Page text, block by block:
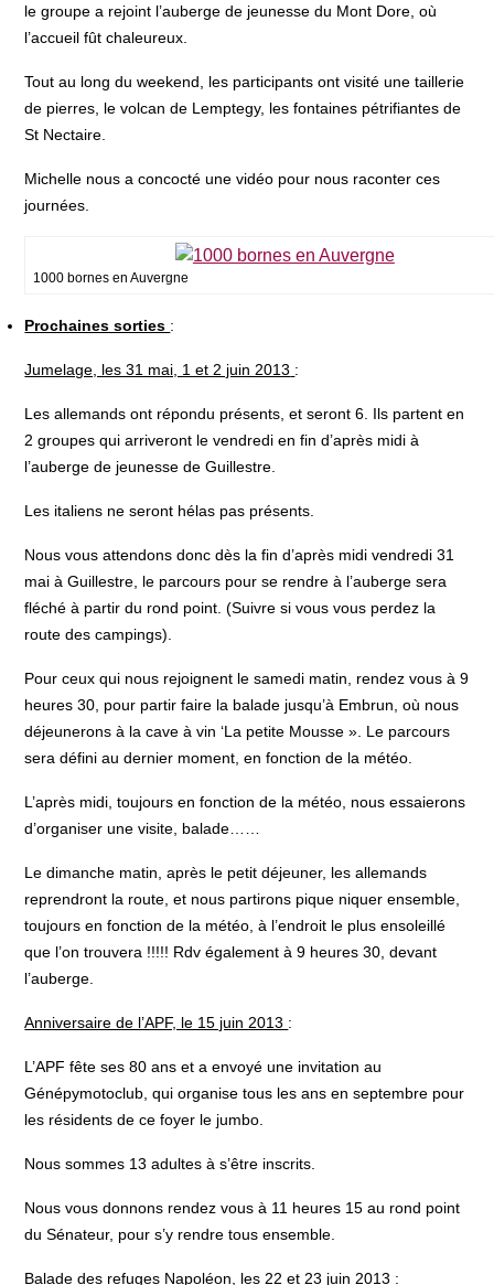
le groupe a rejoint l’auberge de jeunesse du Mont Dore, où
l’accueil fût chaleureux.
Tout au long du weekend, les participants ont visité une taillerie
de pierres, le volcan de Lemptegy, les fontaines pétrifiantes de
St Nectaire.
Michelle nous a concocté une vidéo pour nous raconter ces
journées.
1000 bornes en Auvergne
Prochaines sorties :
Jumelage, les 31 mai, 1 et 2 juin 2013 :
Les allemands ont répondu présents, et seront 6. Ils partent en
2 groupes qui arriveront le vendredi en fin d’après midi à
l’auberge de jeunesse de Guillestre.
Les italiens ne seront hélas pas présents.
Nous vous attendons donc dès la fin d’après midi vendredi 31
mai à Guillestre, le parcours pour se rendre à l’auberge sera
fléché à partir du rond point. (Suivre si vous vous perdez la
route des campings).
Pour ceux qui nous rejoignent le samedi matin, rendez vous à 9
heures 30, pour partir faire la balade jusqu’à Embrun, où nous
déjeunerons à la cave à vin ‘La petite Mousse ». Le parcours
sera défini au dernier moment, en fonction de la météo.
L’après midi, toujours en fonction de la météo, nous essaierons
d’organiser une visite, balade……
Le dimanche matin, après le petit déjeuner, les allemands
reprendront la route, et nous partirons pique niquer ensemble,
toujours en fonction de la météo, à l’endroit le plus ensoleillé
que l’on trouvera !!!!! Rdv également à 9 heures 30, devant
l’auberge.
Anniversaire de l’APF, le 15 juin 2013 :
L’APF fête ses 80 ans et a envoyé une invitation au
Génépymotoclub, qui organise tous les ans en septembre pour
les résidents de ce foyer le jumbo.
Nous sommes 13 adultes à s’être inscrits.
Nous vous donnons rendez vous à 11 heures 15 au rond point
du Sénateur, pour s’y rendre tous ensemble.
Balade des refuges Napoléon, les 22 et 23 juin 2013 :